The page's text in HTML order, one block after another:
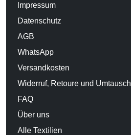
Impressum
Datenschutz
AGB
WhatsApp
Versandkosten
Widerruf, Retoure und Umtausch
FAQ
Über uns
Alle Textilien